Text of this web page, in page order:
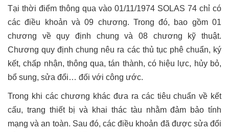
Tại thời điểm thông qua vào 01/11/1974 SOLAS 74 chỉ có
các điều khoản và 09 chương. Trong đó, bao gồm 01
chương về quy định chung và 08 chương kỹ thuật.
Chương quy định chung nêu ra các thủ tục phê chuẩn, ký
kết, chấp nhận, thông qua, tán thành, có hiệu lực, hủy bỏ,
bổ sung, sửa đổi… đối với công ước.
Trong khi các chương khác đưa ra các tiêu chuẩn về kết
cấu, trang thiết bị và khai thác tàu nhằm đảm bảo tính
mạng và an toàn. Sau đó, các điều khoản đã được sửa đổi